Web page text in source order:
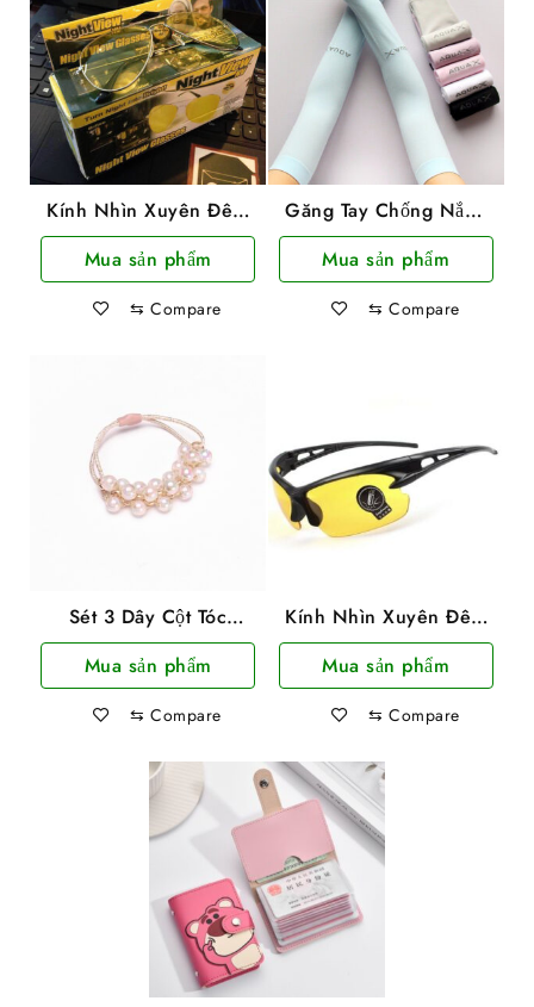
Kính Nhìn Xuyên Đêm
Loại Tròn Night View
Mua sản phẩm
⇆ Compare
Găng Tay Chống Nắng
Hàn Quốc Aqua
Mua sản phẩm
⇆ Compare
Sét 3 Dây Cột Tóc
Sweet Gril Hàn Quốc
Mua sản phẩm
⇆ Compare
Kính Nhìn Xuyên Đêm
Mẫu Mới Gọng Đen
Mua sản phẩm
⇆ Compare